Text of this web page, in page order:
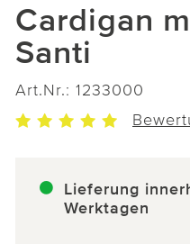
Cardigan
Santi
Art.Nr.: 1233000
Lieferung
Werktagen